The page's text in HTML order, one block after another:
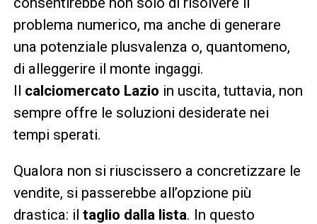
problema numerico, ma anche di generare
una potenziale plusvalenza o, quantomeno,
di alleggerire il monte ingaggi.
Il calciomercato Lazio in uscita, tuttavia, non
sempre offre le soluzioni desiderate nei
tempi sperati.
Qualora non si riuscissero a concretizzare le
vendite, si passerebbe all’opzione più
drastica: il taglio dalla lista. In questo